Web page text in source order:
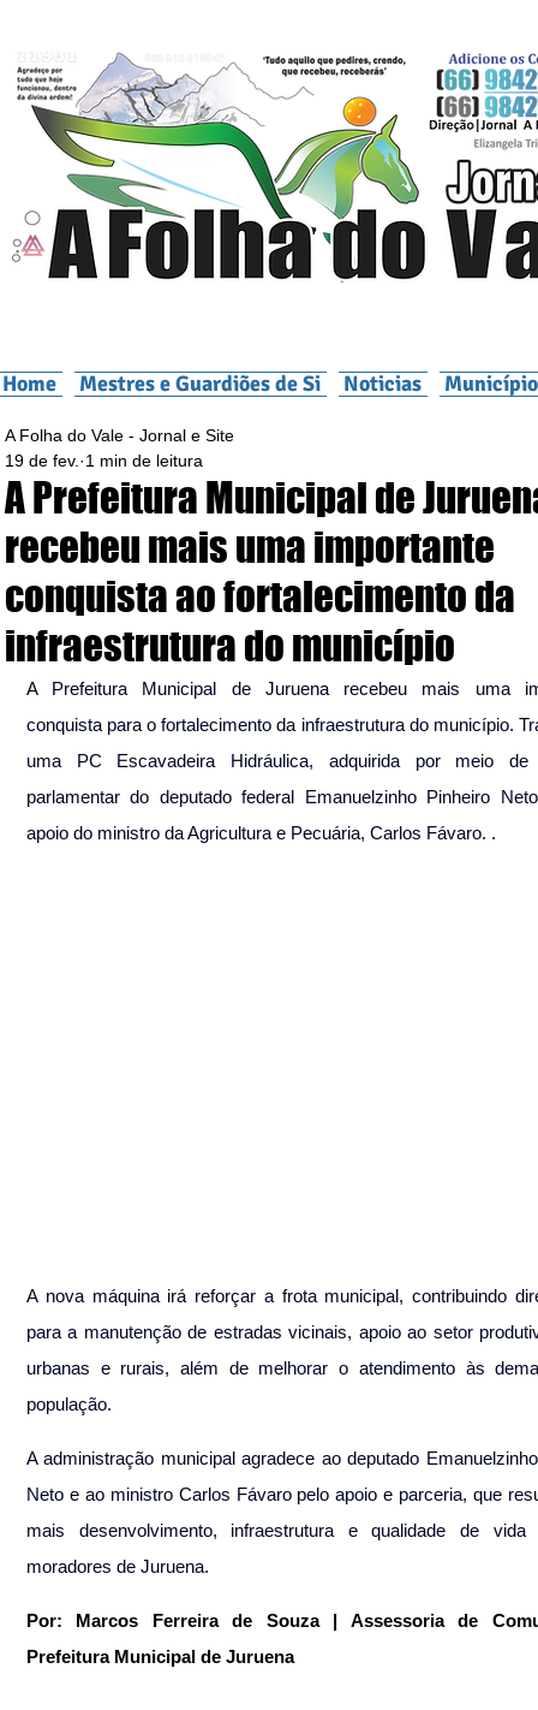
Home Mestres e Guardiões de Si Noticias
A Prefeitura Municipal de
recebeu mais uma importante
conquista ao fortalecimento da
infraestrutura do município
A Folha do Vale - Jornal e Site
19 de fev. 1 min de leitura
A Prefeitura Municipal de Juruena recebeu mais uma
conquista para o fortalecimento da infraestrutura do município.
uma PC Escavadeira Hidráulica, adquirida por meio de
parlamentar do deputado federal Emanuelzinho Pinheiro
apoio do ministro da Agricultura e Pecuária, Carlos Fávaro. .
A nova máquina irá reforçar a frota municipal, contribuindo
para a manutenção de estradas vicinais, apoio ao setor
urbanas e rurais, além de melhorar o atendimento às
população.
A administração municipal agradece ao deputado
Neto e ao ministro Carlos Fávaro pelo apoio e parceria, que
mais desenvolvimento, infraestrutura e qualidade de
moradores de Juruena.
Por: Marcos Ferreira de Souza | Assessoria de
Prefeitura Municipal de Juruena